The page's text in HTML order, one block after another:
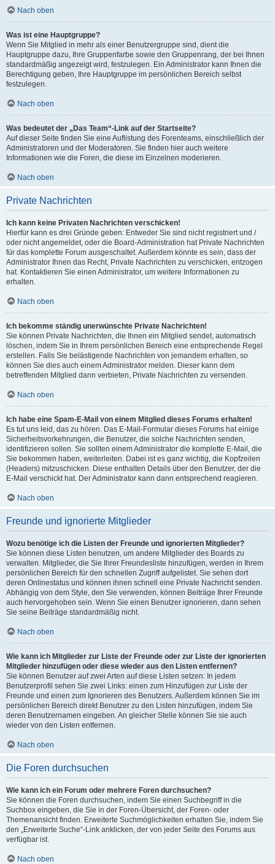
Nach oben
Was ist eine Hauptgruppe?
Wenn Sie Mitglied in mehr als einer Benutzergruppe sind, dient die
Hauptgruppe dazu, Ihre Gruppenfarbe sowie den Gruppenrang, der bei Ihnen
standardmäßig angezeigt wird, festzulegen. Ein Administrator kann Ihnen die
Berechtigung geben, Ihre Hauptgruppe im persönlichen Bereich selbst
festzulegen.
Nach oben
Was bedeutet der „Das Team“-Link auf der Startseite?
Auf dieser Seite finden Sie eine Auflistung des Forenteams, einschließlich der
Administratoren und der Moderatoren. Sie finden hier auch weitere
Informationen wie die Foren, die diese im Einzelnen moderieren.
Nach oben
Private Nachrichten
Ich kann keine Privaten Nachrichten verschicken!
Hierfür kann es drei Gründe geben: Entweder Sie sind nicht registriert und /
oder nicht angemeldet, oder die Board-Administration hat Private Nachrichten
für das komplette Forum ausgeschaltet. Außerdem könnte es sein, dass der
Administrator Ihnen das Recht, Private Nachrichten zu verschicken, entzogen
hat. Kontaktieren Sie einen Administrator, um weitere Informationen zu
erhalten.
Nach oben
Ich bekomme ständig unerwünschte Private Nachrichten!
Sie können Private Nachrichten, die Ihnen ein Mitglied sendet, automatisch
löschen, indem Sie in Ihrem persönlichen Bereich eine entsprechende Regel
erstellen. Falls Sie belästigende Nachrichten von jemandem erhalten, so
können Sie dies auch einem Administrator melden. Dieser kann dem
betreffenden Mitglied dann verbieten, Private Nachrichten zu versenden.
Nach oben
Ich habe eine Spam-E-Mail von einem Mitglied dieses Forums erhalten!
Es tut uns leid, das zu hören. Das E-Mail-Formular dieses Forums hat einige
Sicherheitsvorkehrungen, die Benutzer, die solche Nachrichten senden,
identifizieren sollen. Sie sollten einem Administrator die komplette E-Mail, die
Sie bekommen haben, weiterleiten. Dabei ist es ganz wichtig, die Kopfzeilen
(Headers) mitzuschicken. Diese enthalten Details über den Benutzer, der die
E-Mail verschickt hat. Der Administrator kann dann entsprechend reagieren.
Nach oben
Freunde und ignorierte Mitglieder
Wozu benötige ich die Listen der Freunde und ignorierten Mitglieder?
Sie können diese Listen benutzen, um andere Mitglieder des Boards zu
verwalten. Mitglieder, die Sie Ihrer Freundesliste hinzufügen, werden in Ihrem
persönlichen Bereich für den schnellen Zugriff aufgelistet. Sie sehen dort
deren Onlinestatus und können ihnen schnell eine Private Nachricht senden.
Abhängig von dem Style, den Sie verwenden, können Beiträge Ihrer Freunde
auch hervorgehoben sein. Wenn Sie einen Benutzer ignorieren, dann sehen
Sie seine Beiträge standardmäßig nicht.
Nach oben
Wie kann ich Mitglieder zur Liste der Freunde oder zur Liste der ignorierten
Mitglieder hinzufügen oder diese wieder aus den Listen entfernen?
Sie können Benutzer auf zwei Arten auf diese Listen setzen: In jedem
Benutzerprofil sehen Sie zwei Links: einen zum Hinzufügen zur Liste der
Freunde und einen zum Ignorieren des Benutzers. Außerdem können Sie im
persönlichen Bereich direkt Benutzer zu den Listen hinzufügen, indem Sie
deren Benutzernamen eingeben. An gleicher Stelle können Sie sie auch
wieder von den Listen entfernen.
Nach oben
Die Foren durchsuchen
Wie kann ich ein Forum oder mehrere Foren durchsuchen?
Sie können die Foren durchsuchen, indem Sie einen Suchbegriff in die
Suchbox eingeben, die Sie in der Foren-Übersicht, der Foren- oder
Themenansicht finden. Erweiterte Suchmöglichkeiten erhalten Sie, indem Sie
den „Erweiterte Suche“-Link anklicken, der von jeder Seite des Forums aus
verfügbar ist.
Nach oben